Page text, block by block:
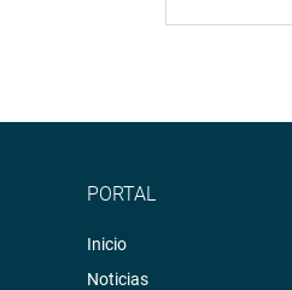
PORTAL
Inicio
Noticias